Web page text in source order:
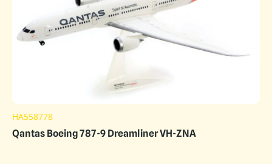
HA558778
Qantas Boeing 787-9 Dreamliner VH-ZNA